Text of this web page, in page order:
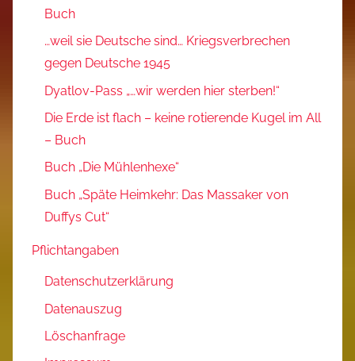
Buch
…weil sie Deutsche sind… Kriegsverbrechen
gegen Deutsche 1945
Dyatlov-Pass „…wir werden hier sterben!“
Die Erde ist flach – keine rotierende Kugel im All
– Buch
Buch „Die Mühlenhexe“
Buch „Späte Heimkehr: Das Massaker von
Duffys Cut“
Pflichtangaben
Datenschutzerklärung
Datenauszug
Löschanfrage